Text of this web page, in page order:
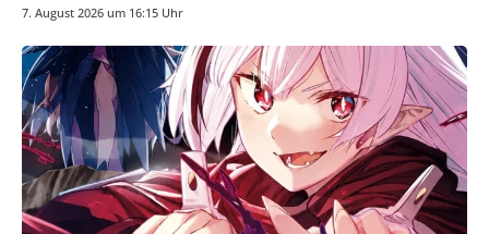
7. August 2026 um 16:15 Uhr